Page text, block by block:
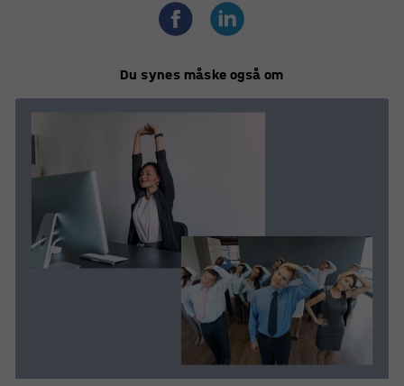
sygedage og reducerede omkostninger til
Du synes måske også om